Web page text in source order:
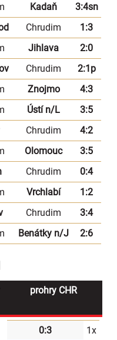
Kadaň
3:4sn
Chrudim
1:3
Jihlava
2:0
Chrudim
2:1p
Znojmo
4:3
Ústí n/L
3:5
Chrudim
4:2
Olomouc
3:5
Chrudim
0:4
Vrchlabí
1:2
Chrudim
3:4
Benátky n/J 2:6
prohry CHR
0:3
1x